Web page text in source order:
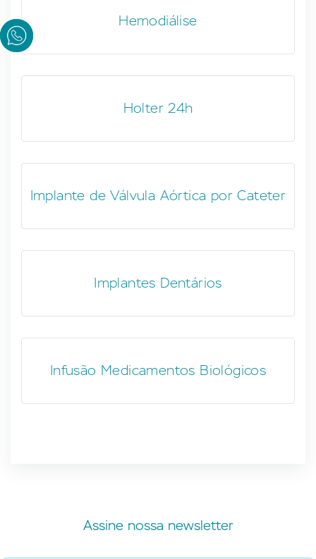
Hemodiálise
Holter 24h
Implante de Válvula Aórtica por Cateter
Implantes Dentários
Infusão Medicamentos Biológicos
Assine nossa newsletter